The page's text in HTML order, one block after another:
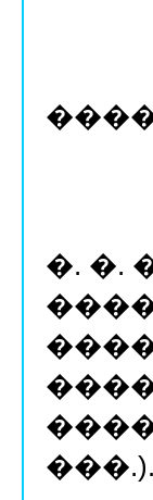
����
�. �.
���.).